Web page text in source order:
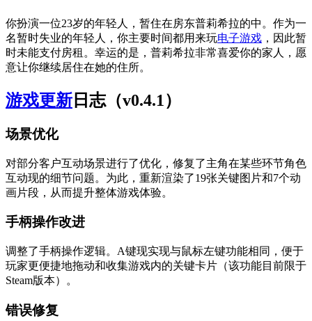
你扮演一位23岁的年轻人，暂住在房东普莉希拉的中。作为一
名暂时失业的年轻人，你主要时间都用来玩电子游戏 ，因此暂
时未能支付房租。幸运的是，普莉希拉非常喜爱你的家人，愿
意让你继续居住在她的住所。
游戏更新 日志（v0.4.1）
场景优化
对部分客户互动场景进行了优化，修复了主角在某些环节角色
互动现的细节问题。为此，重新渲染了19张关键图片和7个动
画片段，从而提升整体游戏体验。
手柄操作改进
调整了手柄操作逻辑。A键现实现与鼠标左键功能相同，便于
玩家更便捷地拖动和收集游戏内的关键卡片（该功能目前限于
Steam版本）。
错误修复